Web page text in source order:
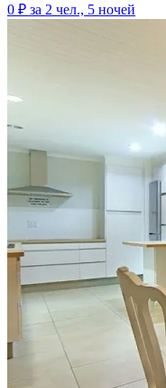
0 ₽ за 2 чел., 5 ночей